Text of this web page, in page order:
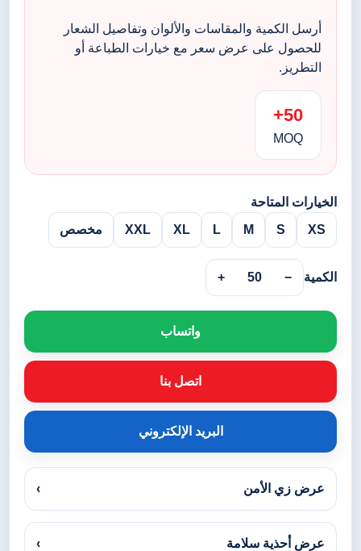
أرسل الكمية والمقاسات والألوان وتفاصيل الشعار
للحصول على عرض سعر مع خيارات الطباعة أو
التطريز.
50+
MOQ
الخيارات المتاحة
XS
S
M
L
XL
XXL مخصص
الكمية −
50
+
واتساب
اتصل بنا
البريد الإلكتروني
عرض زي الأمن ›
عرض أحذية سلامة ›